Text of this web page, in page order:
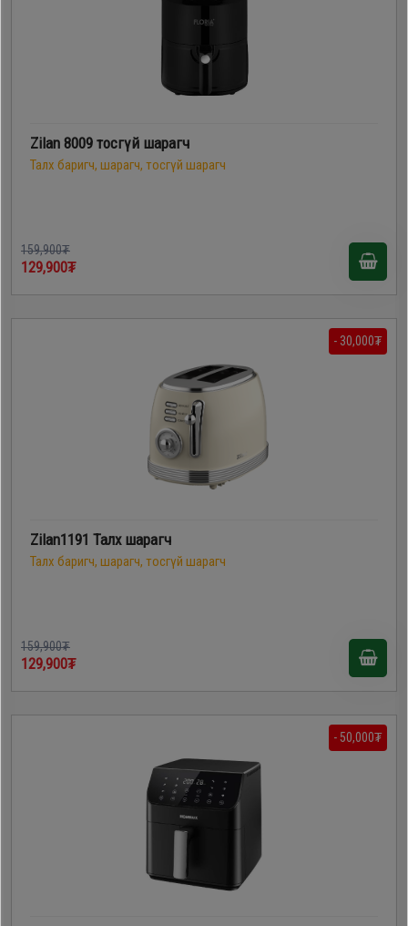
Zilan 8009 тосгүй шарагч
Талх баригч, шарагч, тосгүй шарагч
159,900₮
129,900₮
- 30,000₮
Zilan1191 Талх шарагч
Талх баригч, шарагч, тосгүй шарагч
159,900₮
129,900₮
- 50,000₮